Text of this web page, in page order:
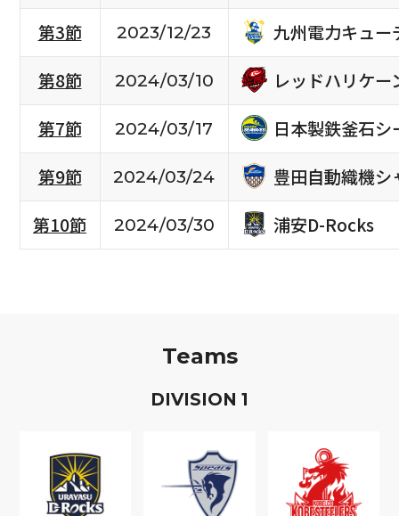
第3節
2023/12/23
九州電力キュー
第8節
2024/03/10
レッドハリケー
第7節
2024/03/17
日本製鉄釜石
第9節
2024/03/24
豊田自動織機シ
第10節
2024/03/30 浦安D-Rocks
Teams
DIVISION 1